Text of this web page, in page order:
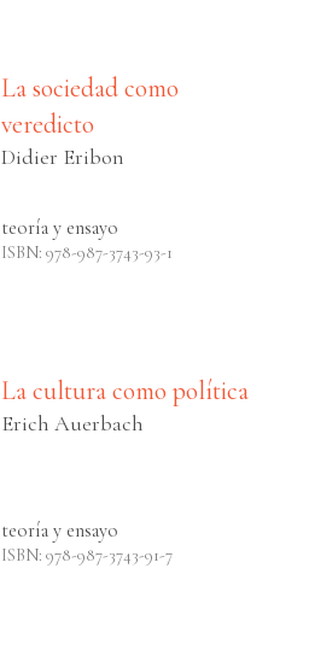
La sociedad como
veredicto
Didier Eribon
teoría y ensayo
ISBN: 978-987-3743-93-1
La cultura como política
Erich Auerbach
teoría y ensayo
ISBN: 978-987-3743-91-7